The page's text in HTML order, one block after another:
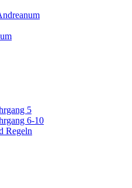
5
6-10
Regeln